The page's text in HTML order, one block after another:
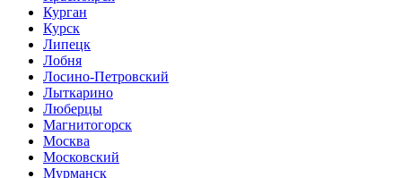
Курган
Курск
Липецк
Лобня
Лосино-Петровский
Лыткарино
Люберцы
Магнитогорск
Москва
Московский
Мурманск